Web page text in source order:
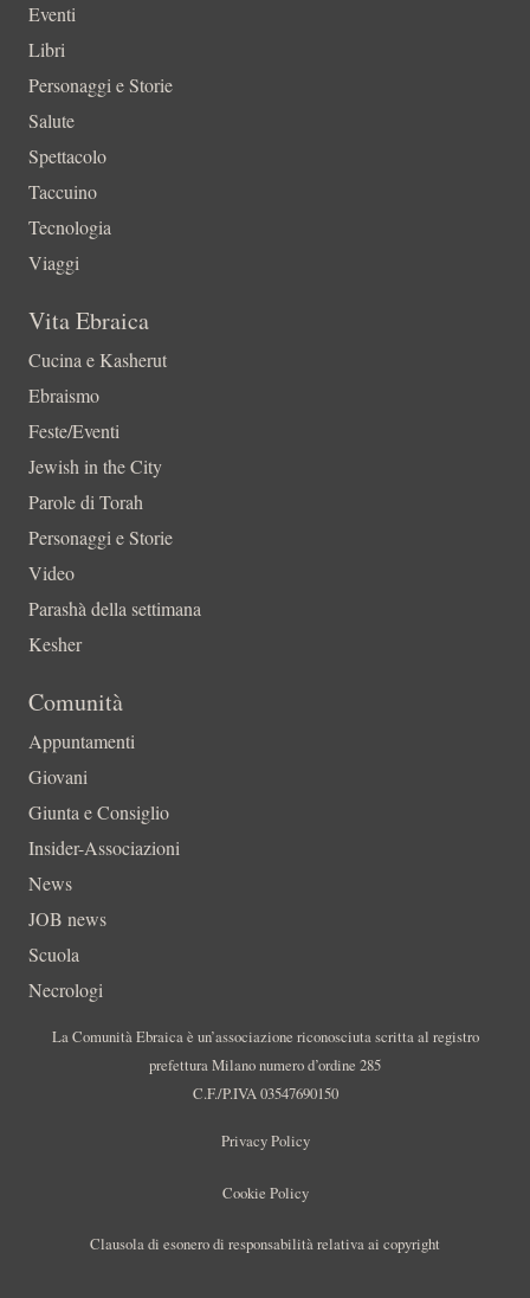
Eventi
Libri
Personaggi e Storie
Salute
Spettacolo
Taccuino
Tecnologia
Viaggi
Vita Ebraica
Cucina e Kasherut
Ebraismo
Feste/Eventi
Jewish in the City
Parole di Torah
Personaggi e Storie
Video
Parashà della settimana
Kesher
Comunità
Appuntamenti
Giovani
Giunta e Consiglio
Insider-Associazioni
News
JOB news
Scuola
Necrologi
La Comunità Ebraica è un’associazione riconosciuta scritta al registro
prefettura Milano numero d’ordine 285
C.F./P.IVA 03547690150
Privacy Policy
Cookie Policy
Clausola di esonero di responsabilità relativa ai copyright